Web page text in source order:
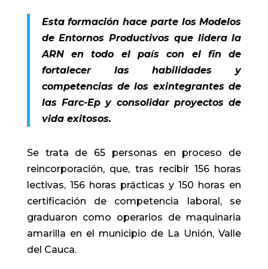
Esta formación hace parte los Modelos
de Entornos Productivos que lidera la
ARN en todo el país con el fin de
fortalecer las habilidades y
competencias de los exintegrantes de
las Farc-Ep y consolidar proyectos de
vida exitosos.
Se trata de 65 personas en proceso de
reincorporación, que, tras recibir 156 horas
lectivas, 156 horas prácticas y 150 horas en
certificación de competencia laboral, se
graduaron como operarios de maquinaria
amarilla en el municipio de La Unión, Valle
del Cauca.